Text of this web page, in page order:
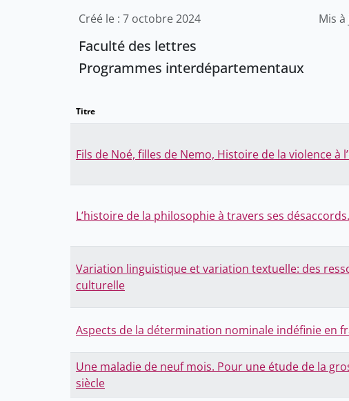
Créé le : 7 octobre 2024
Mis
Faculté des lettres
Programmes interdépartementaux
Titre
Fils de Noé, filles de Nemo, Histoire de la violence à
L’histoire de la philosophie à travers ses
Variation linguistique et variation textuelle: des
culturelle
Aspects de la détermination nominale indéfinie en
Une maladie de neuf mois. Pour une étude de la
siècle